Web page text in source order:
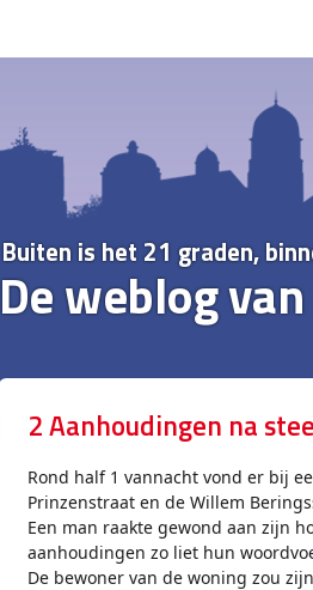
Buiten is het 21 graden,
De weblog
2 Aanhoudingen na
Rond half 1 vannacht vond er bij
Prinzenstraat en de Willem
Een man raakte gewond aan zijn
aanhoudingen zo liet hun
De bewoner van de woning zou